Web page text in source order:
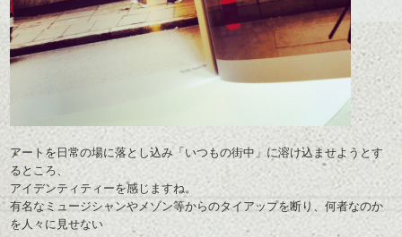
アートを日常の場に落とし込み「いつもの街中」に溶け込ませようとす
るところ、
アイデンティティーを感じますね。
有名なミュージシャンやメゾン等からのタイアップを断り、何者なのか
を人々に見せない